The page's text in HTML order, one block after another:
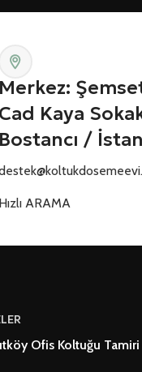
Merkez:
Cad Kaya
Bostancı /
Hızlı ARAMA
Ofis Koltuğu Tamiri